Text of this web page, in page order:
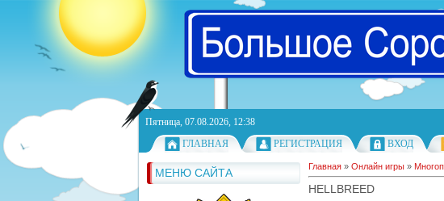
Пятница, 07.08.2026, 12:38
ГЛАВНАЯ
РЕГИСТРАЦИЯ ВХОД
МЕНЮ САЙТА Главная » Онлайн игры »
HELLBREED